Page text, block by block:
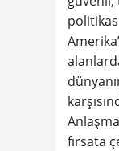
fırsata